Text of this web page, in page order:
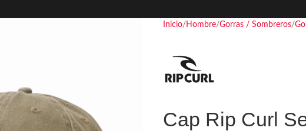
Inicio Hombre Gorras / Sombreros
Cap Rip Curl